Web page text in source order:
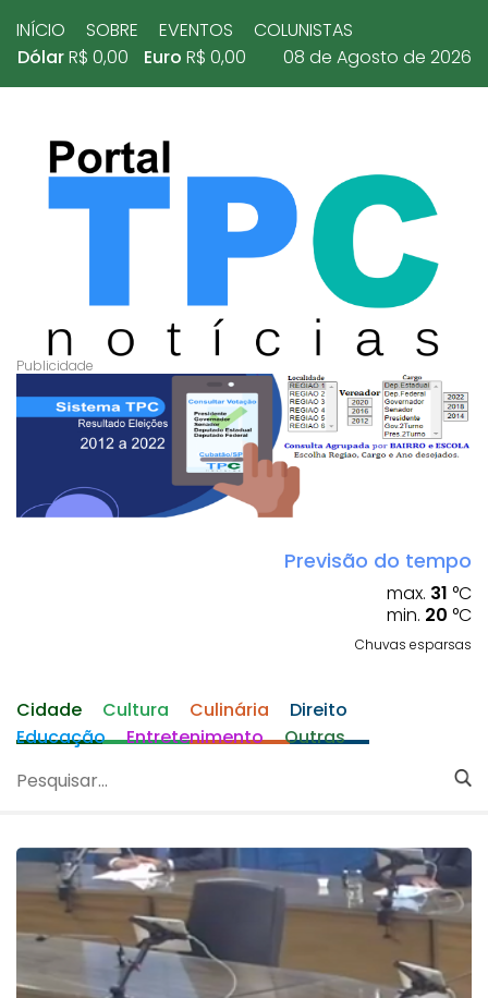
INÍCIO SOBRE EVENTOS
COLUNISTAS
DólarR$ 0,00 Euro R$ 0,00 08 de Agosto de 2026
Previsão do tempo
max. 31 °C
min. 20 °C
Chuvas esparsas
Cidade Cultura Culinária
Direito
Educação
Entretenimento Outras